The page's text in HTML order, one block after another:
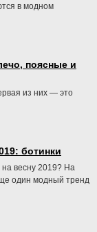
в модном
поясные и
из них — это
ботинки
на весну 2019? На
один модный тренд